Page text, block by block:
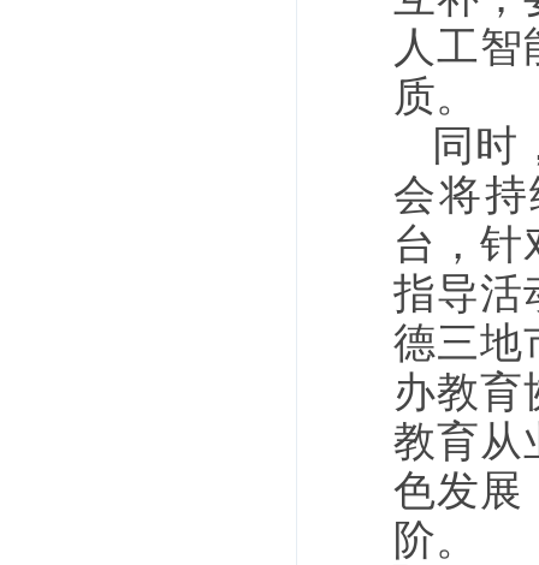
人工
质。
同时
会将
台，针
指导活
德三地
办教育
教育从
色发展
阶。